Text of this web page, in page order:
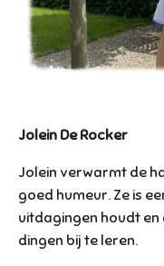
Jolein De Rocker
Jolein verwarmt de
goed humeur. Ze is
uitdagingen houdt
dingen bij te leren.